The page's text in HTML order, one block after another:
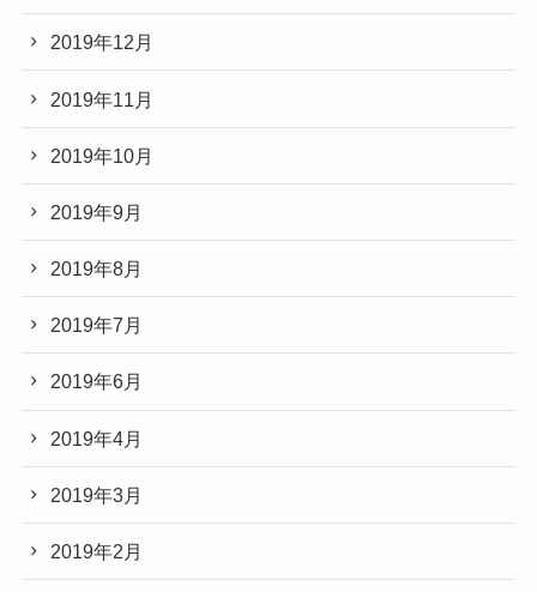
2019年12月
2019年11月
2019年10月
2019年9月
2019年8月
2019年7月
2019年6月
2019年4月
2019年3月
2019年2月